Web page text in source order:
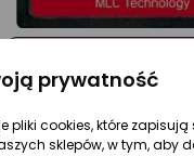
prywatność
pliki cookies, które
sklepów, w tym, aby